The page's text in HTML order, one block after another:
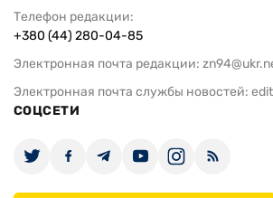
Телефон редакции:
+380 (44) 280-04-85
Электронная почта редакции:
Электронная почта службы новостей:
СОЦСЕТИ